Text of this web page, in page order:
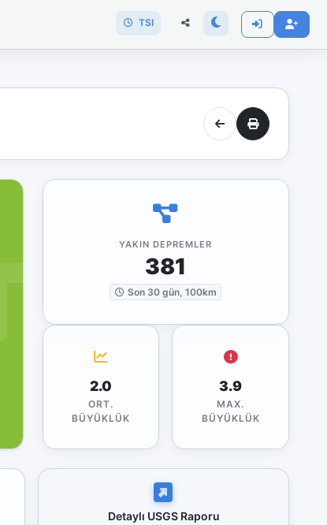
TSI
YAKIN DEPREMLER
381
Son 30 gün, 100km
2.0
ORT.
BÜYÜKLÜK
3.9
MAX.
BÜYÜKLÜK
Detaylı USGS Raporu